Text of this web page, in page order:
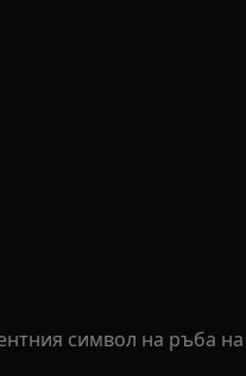
символ на ръба на